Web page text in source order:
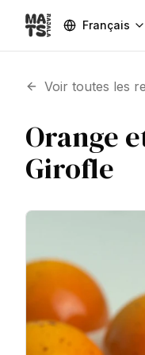
Français
Voir toutes les
Orange
Girofle